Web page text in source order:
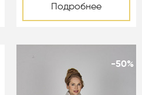
Подробнее
-50%